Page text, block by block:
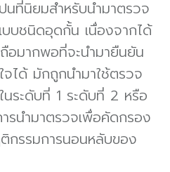
นที่นิยมสําหรับนํามาตรวจ
บบชนิดอุดกั้น เนื่องจากได้
อมากพอที่จะนํามายืนยัน
จได้ มักถูกนํามาใช้ตรวจ
ระดับที่ 1 ระดับที่ 2 หรือ
รนํามาตรวจเพื่อคัดกรอง
ติกรรมการนอนหลับของ